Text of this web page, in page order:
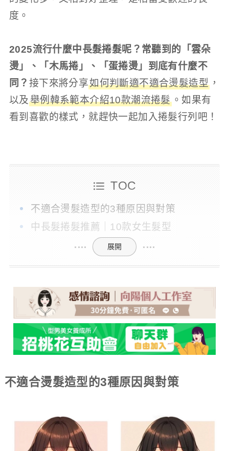
度。
2025流行什麼中長髮捲髮呢？常聽到的「雲朵
燙」、「木馬捲」、「蛋捲燙」到底有什麼不
同？ 接下來將分享如何判斷適不適合燙髮造型，
以及 舉例韓系範本介紹10款潮流捲髮。如果有
看到喜歡的樣式，就趕快一起加入捲髮行列吧！
TOC
不適合燙髮造型的3種原因與對策
中長髮捲髮推薦｜10款女生髮型
展開
不適合燙髮造型的3種原因與對策